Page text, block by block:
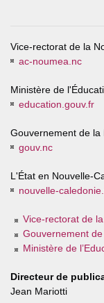
Vice-rectorat de la
ac-noumea.nc
Ministère de
education.gouv.fr
Gouvernement de la
gouv.nc
L'État en Nouvelle-
nouvelle-
Vice-rectorat de
Gouvernement
Ministère de
Directeur de
Jean Mariotti